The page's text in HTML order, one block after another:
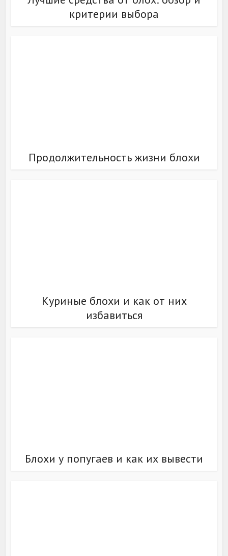
критерии выбора
Продолжительность жизни блохи
Куриные блохи и как от них
избавиться
Блохи у попугаев и как их вывести